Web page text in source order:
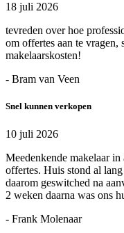
18 juli 2026
tevreden over hoe
om offertes aan te vragen,
makelaarskosten!
- Bram van Veen
Snel kunnen verkopen
10 juli 2026
Meedenkende makelaar
offertes. Huis stond al
daarom geswitched na
2 weken daarna was ons
- Frank Molenaar